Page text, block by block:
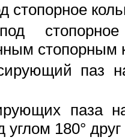
стопорное
стопорным
паз
паза
углом 180° друг